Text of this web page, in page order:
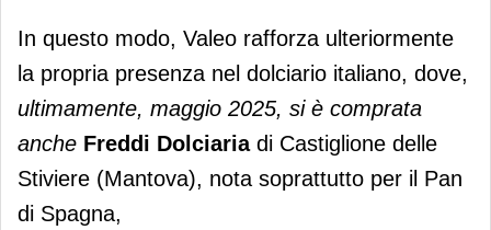
In questo modo, Valeo rafforza ulteriormente
la propria presenza nel dolciario italiano, dove,
ultimamente, maggio 2025, si è comprata
anche Freddi Dolciariadi Castiglione delle
Stiviere (Mantova), nota soprattutto per il Pan
di Spagna,